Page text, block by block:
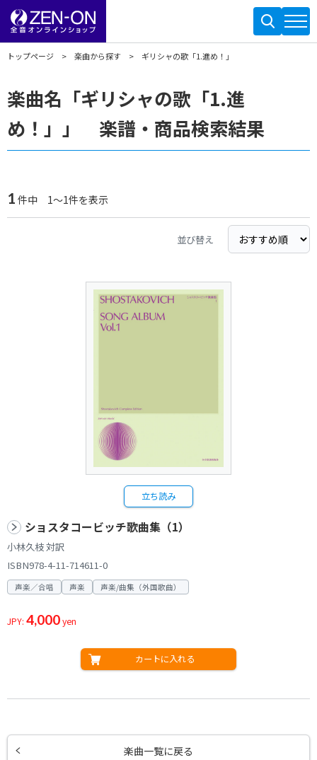
トップページ 楽曲から探す ギリシャの歌「1.進め！」
楽曲名「ギリシャの歌「1.進
め！」」 楽譜・商品検索結果
1 件中 1～1件を表示
並び替え
立ち読み
ショスタコービッチ歌曲集（1）
小林久枝 対訳
ISBN978-4-11-714611-0
声楽／合唱 声楽 声楽/曲集（外国歌曲）
JPY: 4,000yen
カートに入れる
楽曲一覧に戻る